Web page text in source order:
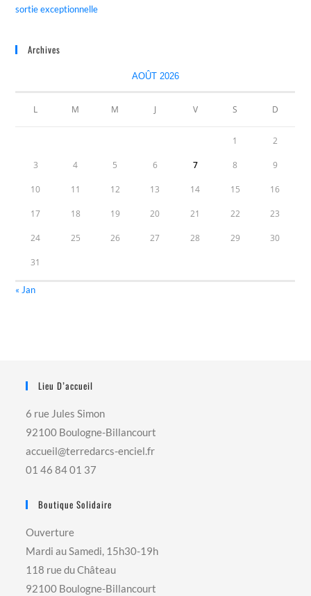
sortie exceptionnelle
Archives
AOÛT 2026
L M M J V S D
1 2
3 4 5 6 7 8 9
10 11 12 13 14 15 16
17 18 19 20 21 22 23
24 25 26 27 28 29 30
31
« Jan
Lieu D’accueil
6 rue Jules Simon
92100 Boulogne-Billancourt
accueil@terredarcs-enciel.fr
01 46 84 01 37
Boutique Solidaire
Ouverture
Mardi au Samedi, 15h30-19h
118 rue du Château
92100 Boulogne-Billancourt